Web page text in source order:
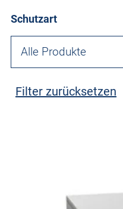
Schutzart
Alle Produkte
Filter zurücksetzen